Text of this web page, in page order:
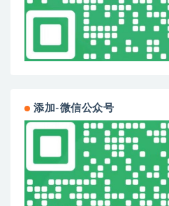
添加-微信公众号